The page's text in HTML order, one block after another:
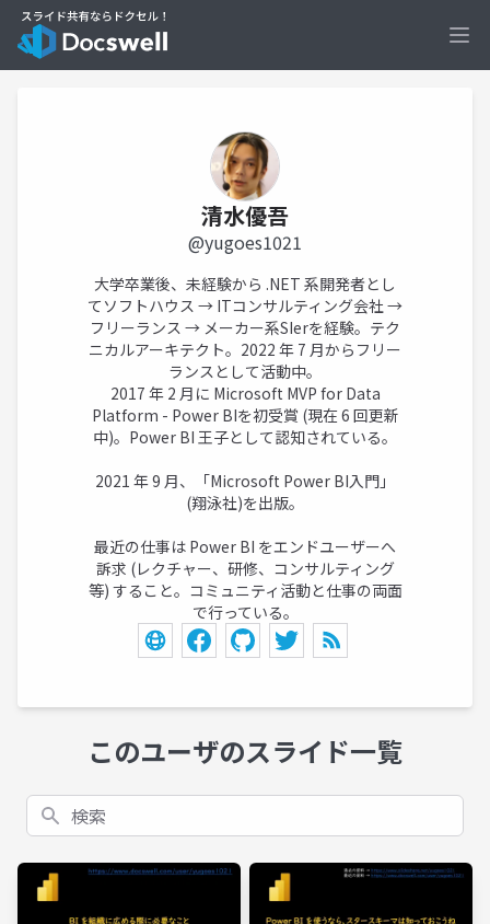
清水優吾
@yugoes1021
大学卒業後、未経験から .NET 系開発者とし
てソフトハウス → ITコンサルティング会社 →
フリーランス → メーカー系SIerを経験。テク
ニカルアーキテクト。2022 年 7 月からフリー
ランスとして活動中。
2017 年 2 月に Microsoft MVP for Data
Platform - Power BIを初受賞 (現在 6 回更新
中)。Power BI 王子として認知されている。
2021 年 9 月、「Microsoft Power BI入門」
(翔泳社)を出版。
最近の仕事は Power BI をエンドユーザーへ
訴求 (レクチャー、研修、コンサルティング
等) すること。コミュニティ活動と仕事の両面
で行っている。
このユーザのスライド一覧
検索